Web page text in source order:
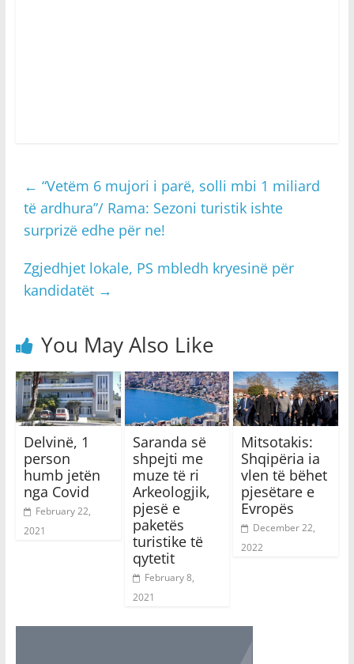
← “Vetëm 6 mujori i parë, solli mbi 1 miliard
të ardhura”/ Rama: Sezoni turistik ishte
surprizë edhe për ne!
Zgjedhjet lokale, PS mbledh kryesinë për
kandidatët →
You May Also Like
Delvinë, 1
person
humb jetën
nga Covid
February 22,
2021
Saranda së
shpejti me
muze të ri
Arkeologjik,
pjesë e
paketës
turistike të
qytetit
February 8,
2021
Mitsotakis:
Shqipëria ia
vlen të bëhet
pjesëtare e
Evropës
December 22,
2022